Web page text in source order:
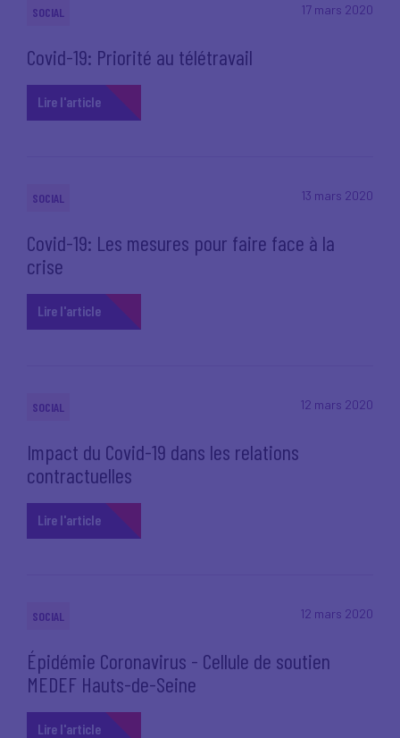
17 mars 2020
SOCIAL
Covid-19: Priorité au télétravail
Lire l'article
13 mars 2020
SOCIAL
Covid-19: Les mesures pour faire face à la
crise
Lire l'article
12 mars 2020
SOCIAL
Impact du Covid-19 dans les relations
contractuelles
Lire l'article
12 mars 2020
SOCIAL
Épidémie Coronavirus - Cellule de soutien
MEDEF Hauts-de-Seine
Lire l'article